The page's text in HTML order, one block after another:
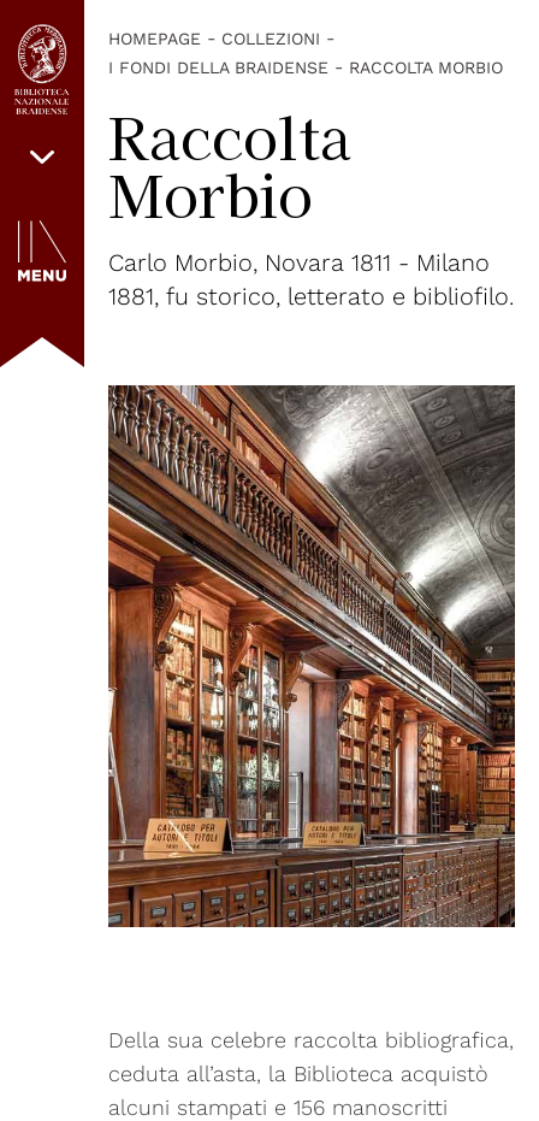
HOMEPAGE - COLLEZIONI -
I FONDI DELLA BRAIDENSE - RACCOLTA MORBIO
Raccolta
Morbio
Carlo Morbio, Novara 1811 - Milano
1881, fu storico, letterato e bibliofilo.
Della sua celebre raccolta bibliografica,
ceduta all’asta, la Biblioteca acquistò
alcuni stampati e 156 manoscritti